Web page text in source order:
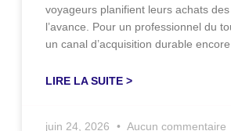
voyageurs planifient leurs achats
l’avance. Pour un professionnel du
un canal d’acquisition durable encore
LIRE LA SUITE >
juin 24, 2026 Aucun commentaire